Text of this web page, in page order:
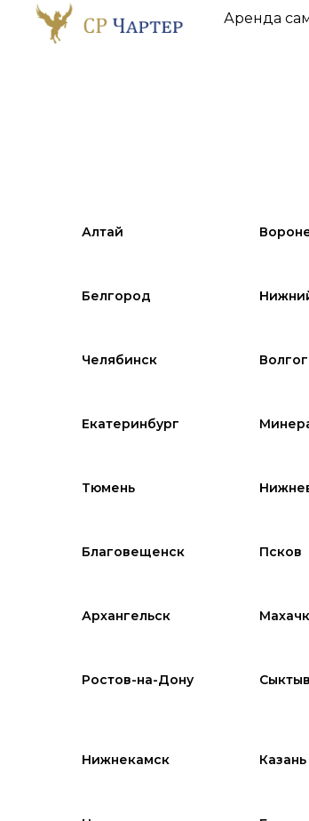
Аренда
Алтай
Белгород
Челябинск
Екатеринбург
Тюмень
Благовещенск Псков
Архангельск
Ростов-на-Дону
Нижнекамск Казань